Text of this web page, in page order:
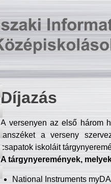
Díjazás
A versenyen az első három
tanszéket a verseny
csapatok iskoláit
A tárgynyeremények,
National Instruments